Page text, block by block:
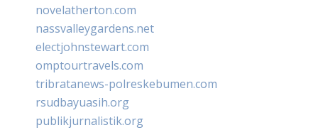
novelatherton.com
nassvalleygardens.net
electjohnstewart.com
omptourtravels.com
tribratanews-polreskebumen.com
rsudbayuasih.org
publikjurnalistik.org